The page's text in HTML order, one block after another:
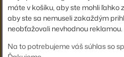
EAN
7090018216060
Shopping from the EU? Switch to
máte v košíku, aby ste mohli ľahko
aby ste sa nemuseli zakaždým
neobťažovali nevhodnou reklamou.
Na to potrebujeme váš súhlas so